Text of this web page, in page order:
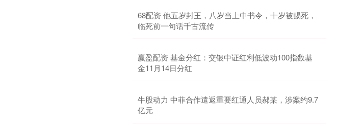
68配资 他五岁封王，八岁当上中书令，十岁被赐死，
临死前一句话千古流传
赢盈配资 基金分红：交银中证红利低波动100指数基
金11月14日分红
牛股动力 中菲合作遣返重要红通人员郝某，涉案约9.7
亿元